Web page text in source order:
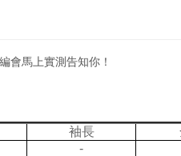
會馬上實測告知你！
袖長
-